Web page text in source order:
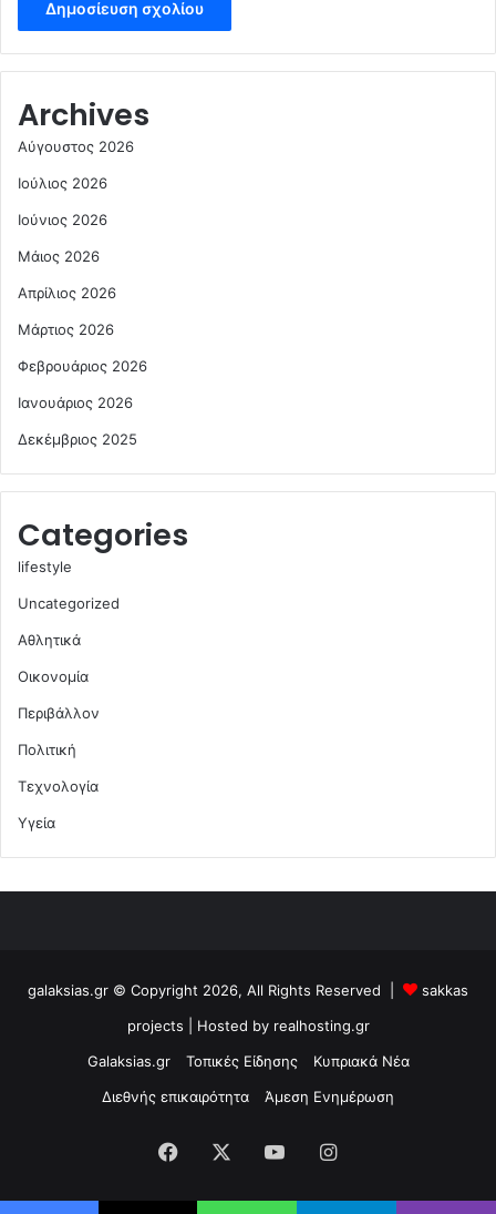
Archives
Αύγουστος 2026
Ιούλιος 2026
Ιούνιος 2026
Μάιος 2026
Απρίλιος 2026
Μάρτιος 2026
Φεβρουάριος 2026
Ιανουάριος 2026
Δεκέμβριος 2025
Categories
lifestyle
Uncategorized
Αθλητικά
Οικονομία
Περιβάλλον
Πολιτική
Τεχνολογία
Υγεία
galaksias.gr © Copyright 2026, All Rights Reserved |
sakkas
projects | Hosted by realhosting.gr
Galaksias.gr
Τοπικές Είδησης
Κυπριακά Νέα
Διεθνής επικαιρότητα
Άμεση Ενημέρωση
Facebook YouTubeInstagram